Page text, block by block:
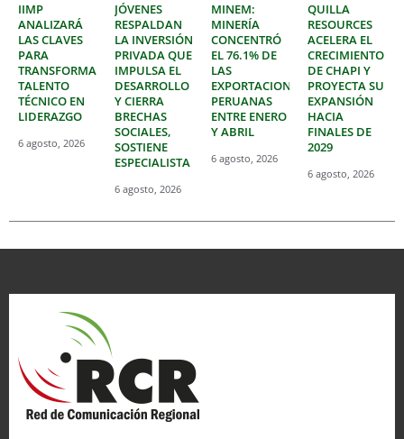
IIMP
ANALIZARÁ
LAS CLAVES
PARA
TRANSFORMAR
TALENTO
TÉCNICO EN
LIDERAZGO
6 agosto, 2026
JÓVENES
RESPALDAN
LA INVERSIÓN
PRIVADA QUE
IMPULSA EL
DESARROLLO
Y CIERRA
BRECHAS
SOCIALES,
SOSTIENE
ESPECIALISTA
6 agosto, 2026
MINEM:
MINERÍA
CONCENTRÓ
EL 76.1% DE
LAS
EXPORTACIONES
PERUANAS
ENTRE ENERO
Y ABRIL
6 agosto, 2026
QUILLA
RESOURCES
ACELERA EL
CRECIMIENTO
DE CHAPI Y
PROYECTA SU
EXPANSIÓN
HACIA
FINALES DE
2029
6 agosto, 2026